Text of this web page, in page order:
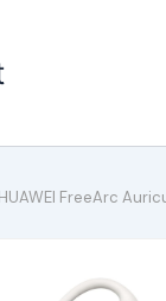
HUAWEI FreeArc